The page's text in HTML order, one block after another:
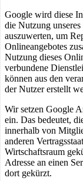
Google wird diese
die Nutzung
auszuwerten, um
Onlineangebotes
Nutzung dieses
verbundene
können aus den
der Nutzer erstellt
Wir setzen Google
ein. Das bedeutet,
innerhalb von
anderen
Wirtschaftsraum
Adresse an einen
dort gekürzt.